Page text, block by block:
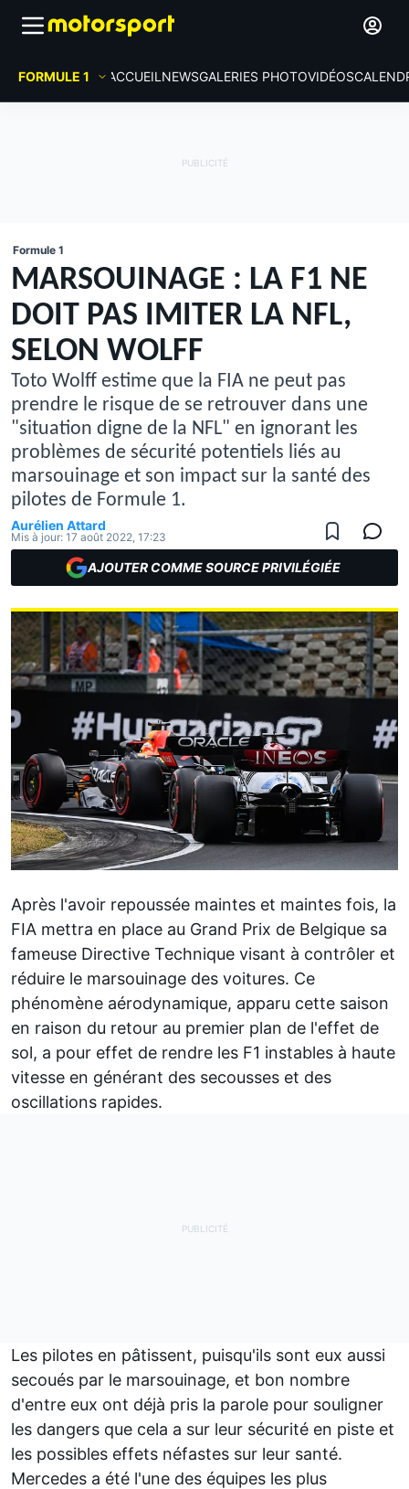
FORMULE 1 ACCUEIL NEWSGALERIES PHOTOVIDÉOS
Formule 1
MARSOUINAGE : LA F1 NE
DOIT PAS IMITER LA NFL,
SELON WOLFF
Toto Wolff estime que la FIA ne peut pas
prendre le risque de se retrouver dans une
"situation digne de la NFL" en ignorant les
problèmes de sécurité potentiels liés au
marsouinage et son impact sur la santé des
pilotes de Formule 1.
Aurélien Attard
Mis à jour: 17 août 2022, 17:23
AJOUTER COMME SOURCE PRIVILÉGIÉE
Après l'avoir repoussée maintes et maintes fois, la
FIA mettra en place au Grand Prix de Belgique sa
fameuse Directive Technique visant à contrôler et
réduire le marsouinage des voitures. Ce
phénomène aérodynamique, apparu cette saison
en raison du retour au premier plan de l'effet de
sol, a pour effet de rendre les F1 instables à haute
vitesse en générant des secousses et des
oscillations rapides.
Les pilotes en pâtissent, puisqu'ils sont eux aussi
secoués par le marsouinage, et bon nombre
d'entre eux ont déjà pris la parole pour souligner
les dangers que cela a sur leur sécurité en piste et
les possibles effets néfastes sur leur santé.
Mercedes a été l'une des équipes les plus